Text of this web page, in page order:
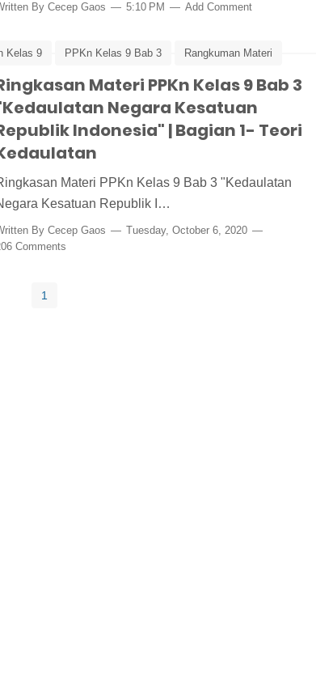
By Cecep Gaos 5:10 PM Add Comment
Kelas 9 PPKn Kelas 9 Bab 3 Rangkuman Materi
Materi PPKn Kelas 9 Bab 3
Negara Kesatuan
Indonesia" | Bagian 1- Teori
Materi PPKn Kelas 9 Bab 3 "Kedaulatan
Kesatuan Republik I…
By Cecep Gaos
Tuesday, October 6, 2020
Comments
1